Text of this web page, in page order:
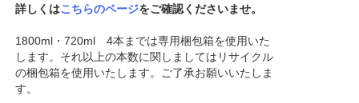
詳しくはこちらのページをご確認くださいませ。
1800ml・720ml 4本までは専用梱包箱を使用いた
します。それ以上の本数に関しましてはリサイクル
の梱包箱を使用いたします。ご了承お願いいたしま
す。